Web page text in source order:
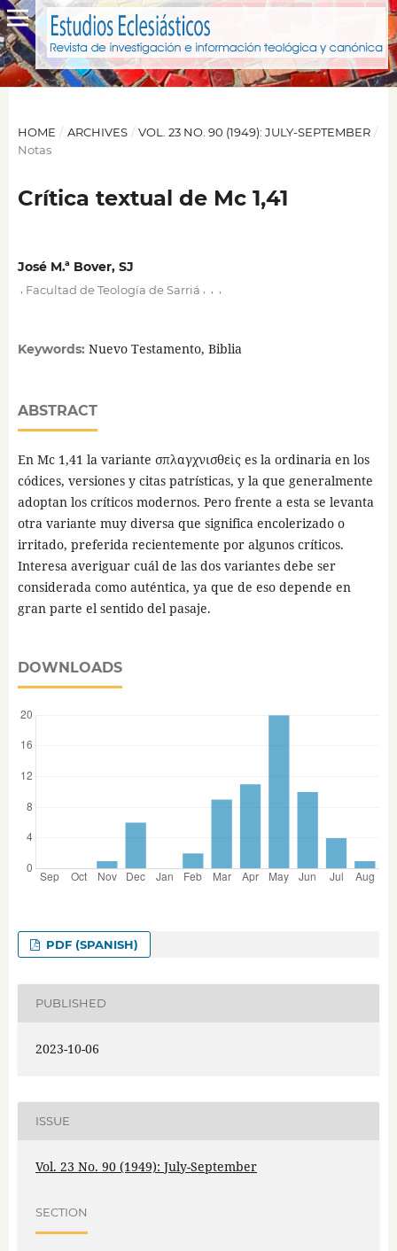
HOME / ARCHIVES / VOL. 23 NO. 90 (1949): JULY-SEPTEMBER /
Notas
Crítica textual de Mc 1,41
José M.ª Bover, SJ
Facultad de Teología de Sarriá
Keywords: Nuevo Testamento, Biblia
ABSTRACT
En Mc 1,41 la variante σπλαγχνισθεὶς es la ordinaria en los
códices, versiones y citas patrísticas, y la que generalmente
adoptan los críticos modernos. Pero frente a esta se levanta
otra variante muy diversa que significa encolerizado o
irritado, preferida recientemente por algunos críticos.
Interesa averiguar cuál de las dos variantes debe ser
considerada como auténtica, ya que de eso depende en
gran parte el sentido del pasaje.
DOWNLOADS
PDF (SPANISH)
PUBLISHED
2023-10-06
ISSUE
Vol. 23 No. 90 (1949): July-September
SECTION